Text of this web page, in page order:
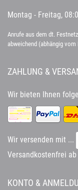
Montag - Freitag,
Anrufe aus dem dt.
abweichend (abhängig vom
ZAHLUNG &
Wir bieten Ihnen
Wir versenden mit ...
Versandkostenfrei ab
KONTO &